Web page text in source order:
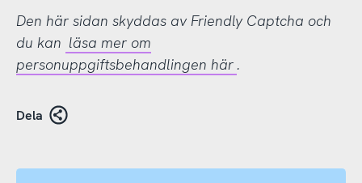
Den här sidan skyddas av Friendly Captcha och
du kan läsa mer om
personuppgiftsbehandlingen här .
Dela